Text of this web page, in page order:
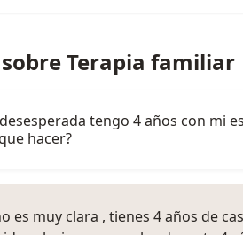
Terapia familiar
tengo 4 años con mi
hacer?
es muy clara , tienes 4 años de